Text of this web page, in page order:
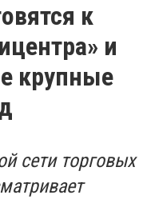
к
и
крупные
сети торговых